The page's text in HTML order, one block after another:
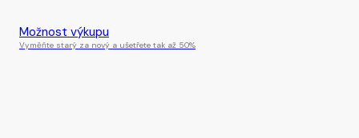
Možnost výkupu
Vyměňte starý za nový a ušetřete tak až 50%